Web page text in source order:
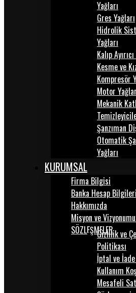
Yağları
Gres Yağları
Hidrolik
Yağları
Kalıp
Kesme ve
Kompresör
Motor
Mekanik
Şanzıman
Otomatik
Yağları
KURUMSAL
Firma Bilgisi
Banka Hesap Bilgileri
Hakkımızda
Misyon ve
SÖZLEŞMELER
Gizlilik ve
Politikası
İptal ve
Kullanım
Mesafeli